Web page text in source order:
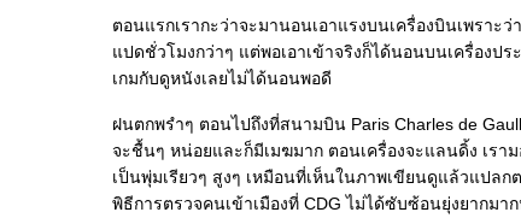
ตอนแรกเรากะว่าจะมานอนเอาแรงบนเครื่องบินเพรา
ปดชั่วโมงกว่าๆ แต่พอเอาเข้าจริงก็ได้นอนบนเครื่องปร
เกมกับดูหนังเลยไม่ได้นอนพอดี
ฝนตกพรำๆ ตอนไปถึงที่สนามบิน Paris Charles de
จะชื้นๆ หน่อยและก็มีเมฆมาก ตอนเครื่องจะแลนดิ้ง เรา
เป็นพุ่มเรียวๆ สูงๆ เหมือนที่เห็นในภาพเขียนดูแล้วแปลก
พิธีการตรวจคนเข้าเมืองที่ CDG ไม่ได้ซับซ้อนยุ่งยากมา